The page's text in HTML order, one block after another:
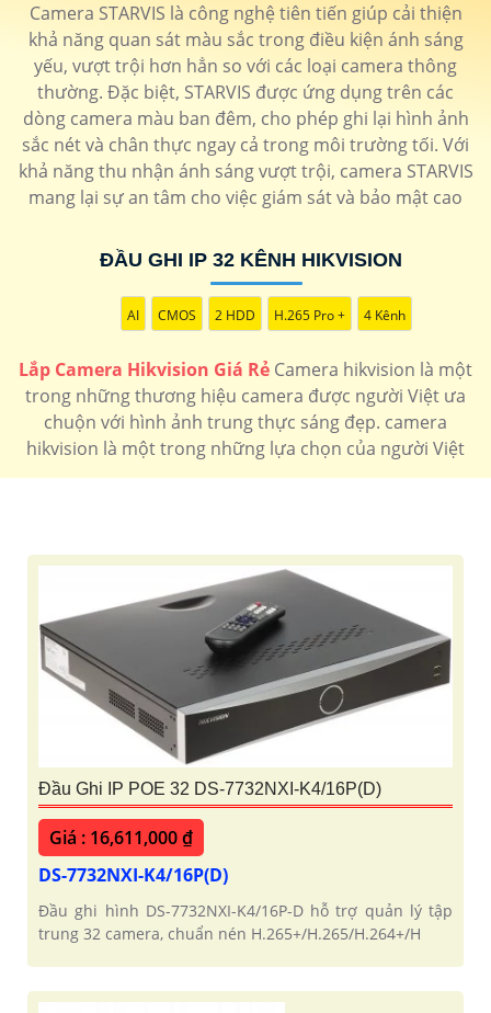
🔮 Lắp camera Speedom Hikvision
🔷160.000 VNĐCamera xoay 360 zoom xa chống mưa nắng Độ
phân giải FULL HDDS-2DE7A225IW-AEB
🔊 Camera Hikvision Báo Động
🔖150.000 VNĐCamera hikvision báo động chống trộm thông
minhDS-2CE72DF3T-PIRXOS
🔈 Camera Hikvision Có Màu Ban Đêm
🏅 Camera Camera up trần Hikvision
150.000 VNĐĐộ phân giải full hd 1080P Up trần tinh tếDS-
2CD2543G2-IWS
🔖 110.000 VNĐ Lắp camera ống kính rộng sắt nét
DS-2CD2323G2-
IU
🔔 Camera Hikvision Có Màu Ban đêm
năng
Camera speedom
Camera Ip Hikvision
Camera AI Hikvision
camera 2k Hikvision
lắp camera Xoay 360
Đầu Ghi Hikvision
Camera STARVIS là công nghệ tiên tiến giúp cải thiện
khả năng quan sát màu sắc trong điều kiện ánh sáng
yếu, vượt trội hơn hẳn so với các loại camera thông
thường. Đặc biệt, STARVIS được ứng dụng trên các
dòng camera màu ban đêm, cho phép ghi lại hình ảnh
sắc nét và chân thực ngay cả trong môi trường tối. Với
khả năng thu nhận ánh sáng vượt trội, camera STARVIS
mang lại sự an tâm cho việc giám sát và bảo mật cao
ĐẦU GHI IP 32 KÊNH HIKVISION
AI CMOS 2 HDD H.265 Pro + 4 Kênh
Lắp Camera Hikvision Giá Rẻ Camera hikvision là một
trong những thương hiệu camera được người Việt ưa
chuộn với hình ảnh trung thực sáng đẹp. camera
hikvision là một trong những lựa chọn của người Việt
Đầu Ghi IP POE 32 DS-7732NXI-K4/16P(D)
Giá : 16,611,000 ₫
DS-7732NXI-K4/16P(D)
Đầu ghi hình DS-7732NXI-K4/16P-D hỗ trợ quản lý tập
trung 32 camera, chuẩn nén H.265+/H.265/H.264+/H